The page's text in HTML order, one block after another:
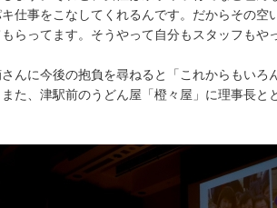
仕事をこなしてくれるんです。だからその
らってます。そうやって自分もスタッフもや
に今後の抱負を尋ねると「これからもいろ
た、津駅前のうどん屋「橙々屋」に理事長